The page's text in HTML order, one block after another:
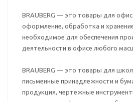
BRAUBERG — это товары для
оформление, обработка и
необходимое для обеспечения
деятельности в офисе любого
BRAUBERG — это товары для
письменные принадлежности и
продукция, чертежные